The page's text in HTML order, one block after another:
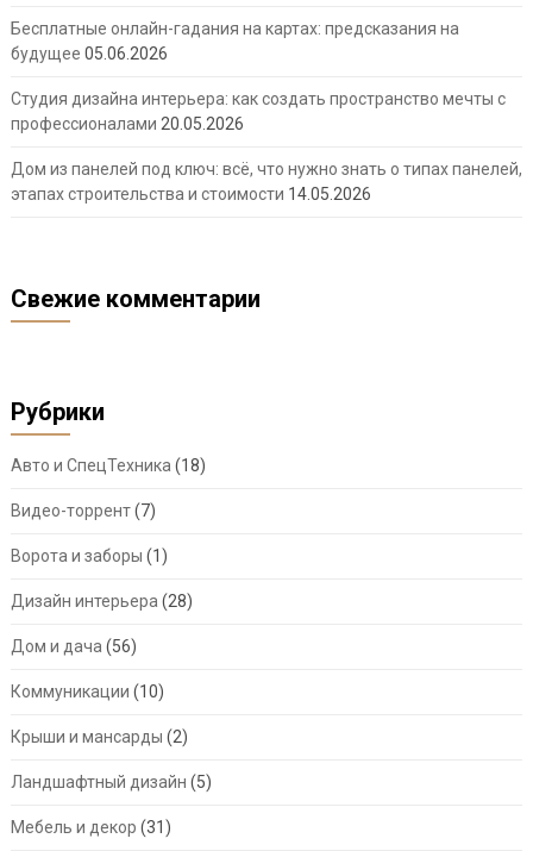
Бесплатные онлайн-гадания на картах: предсказания на
будущее 05.06.2026
Студия дизайна интерьера: как создать пространство мечты с
профессионалами 20.05.2026
Дом из панелей под ключ: всё, что нужно знать о типах панелей,
этапах строительства и стоимости 14.05.2026
Свежие комментарии
Рубрики
Авто и СпецТехника (18)
Видео-торрент(7)
Ворота и заборы (1)
Дизайн интерьера (28)
Дом и дача (56)
Коммуникации (10)
Крыши и мансарды (2)
Ландшафтный дизайн (5)
Мебель и декор (31)